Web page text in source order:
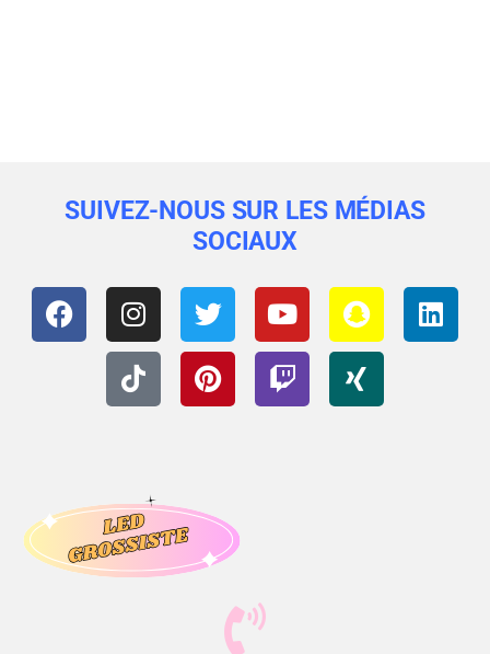
SUIVEZ-NOUS SUR LES MÉDIAS
SOCIAUX